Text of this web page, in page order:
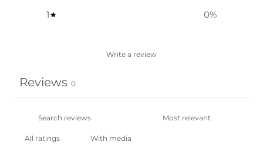
1
0%
Write a review
Reviews 0
With media